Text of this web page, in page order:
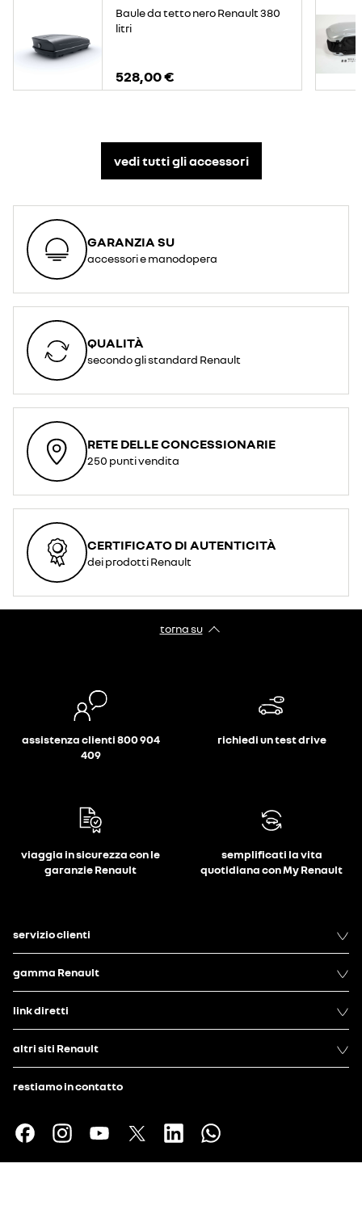
Baule da tetto nero Renault 380
litri
528,00 €
vedi tutti gli accessori​
GARANZIA SU
accessori e manodopera
QUALITÀ
secondo gli standard Renault
RETE DELLE CONCESSIONARIE
250 punti vendita
CERTIFICATO DI AUTENTICITÀ
dei prodotti Renault
torna su
assistenza clienti 800 904
409
richiedi un test drive
viaggia in sicurezza con le
garanzie Renault
semplificati la vita
quotidiana con My Renault
servizio clienti
gamma Renault
link diretti
altri siti Renault
restiamo in contatto